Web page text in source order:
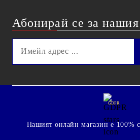
Абонирай се за
GDPR
Нашият онлайн магазин е 100%